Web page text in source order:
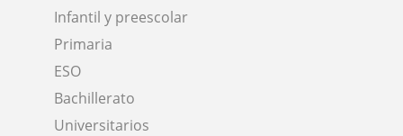
Infantil y preescolar
Primaria
ESO
Bachillerato
Universitarios